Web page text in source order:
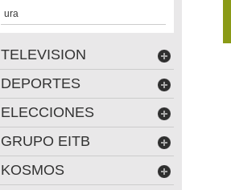
ura
TELEVISION
DEPORTES
ELECCIONES
GRUPO EITB
KOSMOS